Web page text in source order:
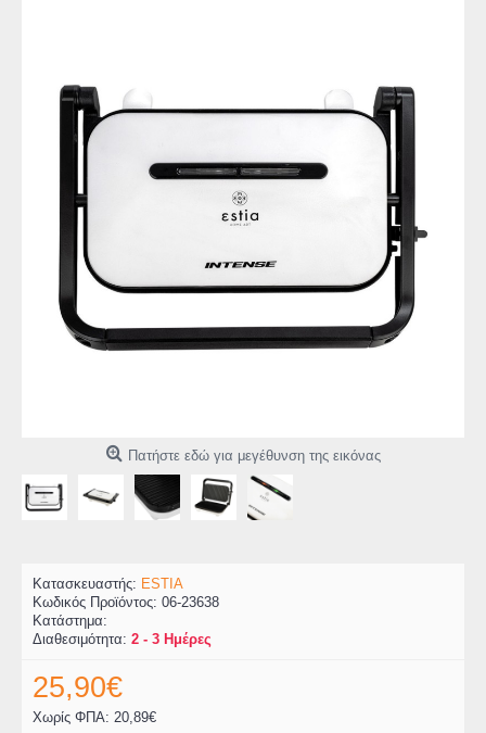
Πατήστε εδώ για μεγέθυνση της εικόνας
Κατασκευαστής: ESTIA
Κωδικός Προϊόντος: 06-23638
Κατάστημα:
Διαθεσιμότητα: 2 - 3 Ημέρες
25,90€
Χωρίς ΦΠΑ: 20,89€